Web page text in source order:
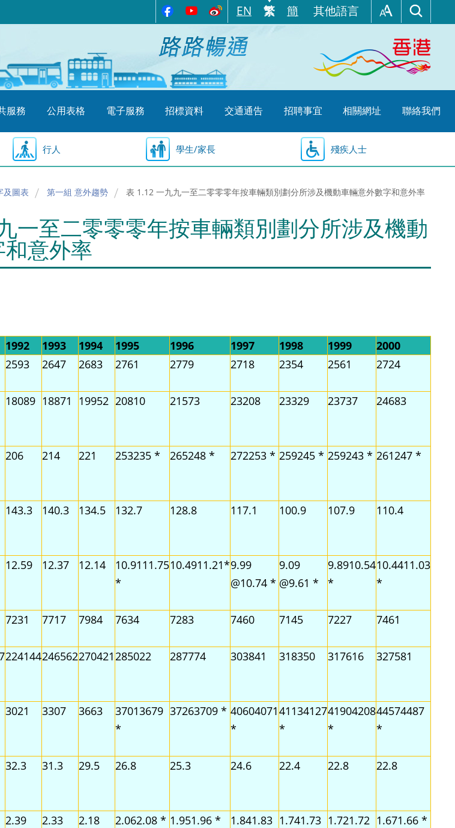
EN 繁 簡 其他語言
服務 公用表格 電子服務 招標資料 交通通告 招聘事宜 相關網址 聯絡我們
行人 學生/家長 殘疾人士
及圖表 第一組 意外趨勢 表 1.12 一九九一至二零零零年按車輛類別劃分所涉及機動車輛意外數字和意外率
一至二零零零年按車輛類別劃分所涉及機動
意外率
1992 1993 1994 1995 1996 1997 1998 1999
2000
2593 2647 2683 2761 2779 2718 2354 2561 2724
18089 18871 19952 20810 21573 23208 23329 23737 24683
206 214 221 253235 * 265248 * 272253 * 259245 * 259243 * 261247 *
143.3 140.3 134.5 132.7 128.8 117.1 100.9 107.9 110.4
12.59 12.37 12.14
10.9111.75
*
10.4911.21*9.99
@10.74 *
9.09
@9.61 *
9.8910.54
*
10.4411.03
*
7231 7717 7984 7634 7283 7460 7145 7227 7461
224144246562270421285022 287774 303841 318350 317616 327581
3021 3307 3663
37013679
*
37263709 * 40604071
*
41134127
*
41904208
*
44574487
*
32.3 31.3 29.5 26.8 25.3 24.6 22.4 22.8 22.8
2.39 2.33 2.18 2.062.08 * 1.951.96 *
1.841.83 1.741.73 1.721.72 1.671.66 *